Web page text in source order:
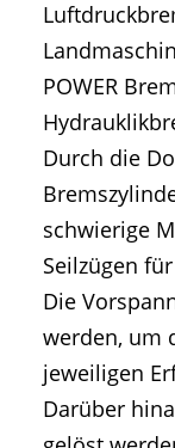
POWER
Durch die
schwierige
Seilzügen
Die
werden, um
jeweiligen
Darüber